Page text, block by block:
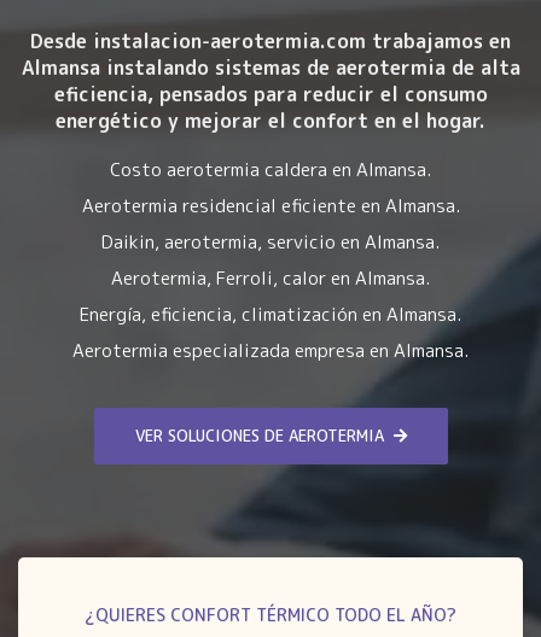
Desde instalacion-aerotermia.com trabajamos en
Almansa instalando sistemas de aerotermia de alta
eficiencia, pensados para reducir el consumo
energético y mejorar el confort en el hogar.
Costo aerotermia caldera en Almansa.
Aerotermia residencial eficiente en Almansa.
Daikin, aerotermia, servicio en Almansa.
Aerotermia, Ferroli, calor en Almansa.
Energía, eficiencia, climatización en Almansa.
Aerotermia especializada empresa en Almansa.
VER SOLUCIONES DE AEROTERMIA
¿QUIERES CONFORT TÉRMICO TODO EL AÑO?